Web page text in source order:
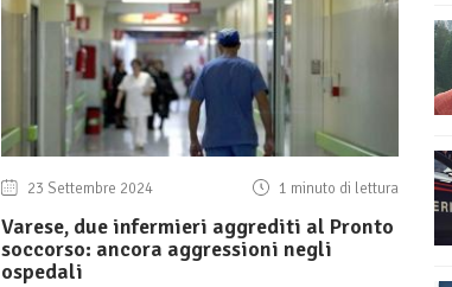
23 Settembre 2024 1 minuto di lettura
Varese, due infermieri aggrediti al Pronto
soccorso: ancora aggressioni negli
ospedali